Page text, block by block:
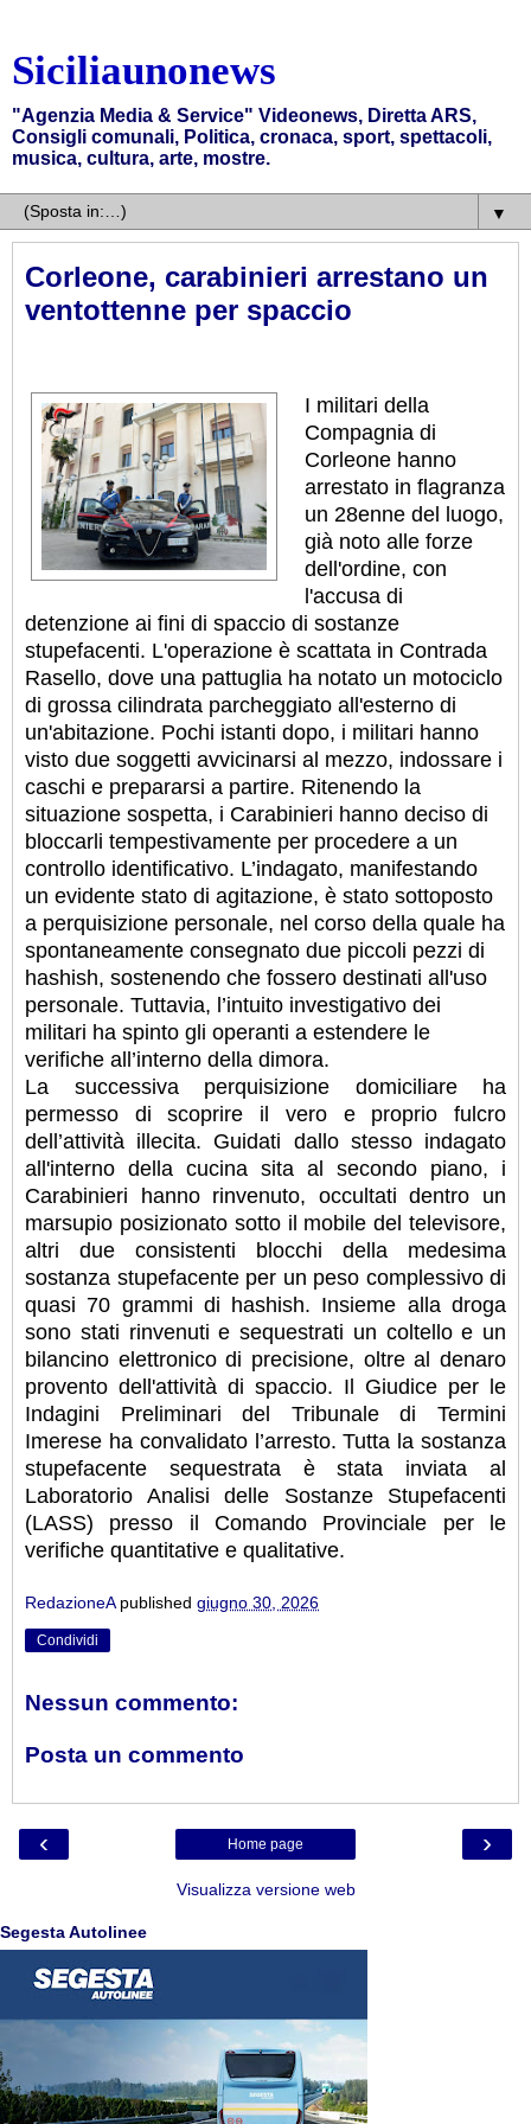
Siciliaunonews
"Agenzia Media & Service" Videonews, Diretta ARS,
Consigli comunali, Politica, cronaca, sport, spettacoli,
musica, cultura, arte, mostre.
▼
Corleone, carabinieri arrestano un
ventottenne per spaccio
I militari della
Compagnia di
Corleone hanno
arrestato in flagranza
un 28enne del luogo,
già noto alle forze
dell'ordine, con
l'accusa di
detenzione ai fini di spaccio di sostanze
stupefacenti. L'operazione è scattata in Contrada
Rasello, dove una pattuglia ha notato un motociclo
di grossa cilindrata parcheggiato all'esterno di
un'abitazione. Pochi istanti dopo, i militari hanno
visto due soggetti avvicinarsi al mezzo, indossare i
caschi e prepararsi a partire. Ritenendo la
situazione sospetta, i Carabinieri hanno deciso di
bloccarli tempestivamente per procedere a un
controllo identificativo. L’indagato, manifestando
un evidente stato di agitazione, è stato sottoposto
a perquisizione personale, nel corso della quale ha
spontaneamente consegnato due piccoli pezzi di
hashish, sostenendo che fossero destinati all'uso
personale. Tuttavia, l’intuito investigativo dei
militari ha spinto gli operanti a estendere le
verifiche all’interno della dimora.
La successiva perquisizione domiciliare ha
permesso di scoprire il vero e proprio fulcro
dell’attività illecita. Guidati dallo stesso indagato
all'interno della cucina sita al secondo piano, i
Carabinieri hanno rinvenuto, occultati dentro un
marsupio posizionato sotto il mobile del televisore,
altri due consistenti blocchi della medesima
sostanza stupefacente per un peso complessivo di
quasi 70 grammi di hashish. Insieme alla droga
sono stati rinvenuti e sequestrati un coltello e un
bilancino elettronico di precisione, oltre al denaro
provento dell'attività di spaccio. Il Giudice per le
Indagini Preliminari del Tribunale di Termini
Imerese ha convalidato l’arresto. Tutta la sostanza
stupefacente sequestrata è stata inviata al
Laboratorio Analisi delle Sostanze Stupefacenti
(LASS) presso il Comando Provinciale per le
verifiche quantitative e qualitative.
RedazioneA published giugno 30, 2026
Condividi
Nessun commento:
Posta un commento
‹ ›
Home page
Visualizza versione web
Segesta Autolinee